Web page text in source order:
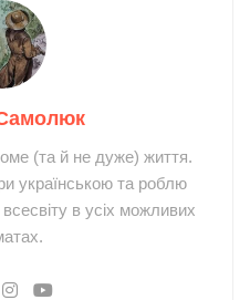
(та й не дуже) життя.
українською та роблю
всесвіту в усіх можливих